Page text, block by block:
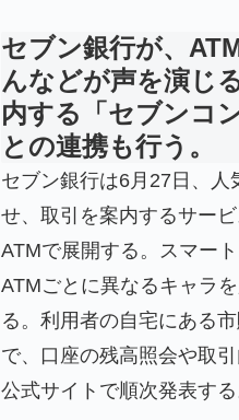
セブン銀行が、
んなどが声を演じ
内する「セブンコ
との連携も行う。
セブン銀行は6月27日、人
せ、取引を案内するサービ
ATMで展開する。スマー
ATMごとに異なるキャラ
る。利用者の自宅にある
で、口座の残高照会や取
公式サイトで順次発表する